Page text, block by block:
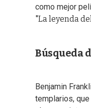
como mejor
"La leyenda
Búsqueda
Benjamin
templarios,